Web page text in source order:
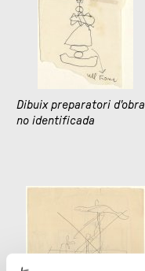
Dibuix preparatori d'obra
no identificada